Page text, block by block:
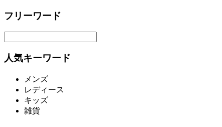
フリーワード
人気キーワード
メンズ
レディース
キッズ
雑貨